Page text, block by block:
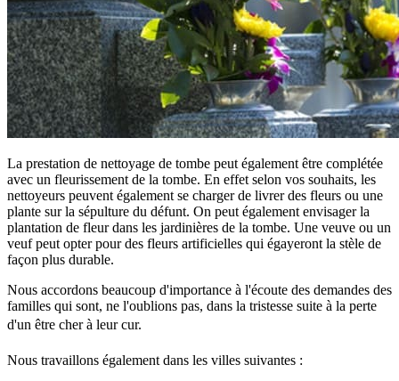
La prestation de nettoyage de tombe peut également être complétée
avec un fleurissement de la tombe. En effet selon vos souhaits, les
nettoyeurs peuvent également se charger de livrer des fleurs ou une
plante sur la sépulture du défunt. On peut également envisager la
plantation de fleur dans les jardinières de la tombe. Une veuve ou un
veuf peut opter pour des fleurs artificielles qui égayeront la stèle de
façon plus durable.
Nous accordons beaucoup d'importance à l'écoute des demandes des
familles qui sont, ne l'oublions pas, dans la tristesse suite à la perte
d'un être cher à leur cur.
Nous travaillons également dans les villes suivantes :